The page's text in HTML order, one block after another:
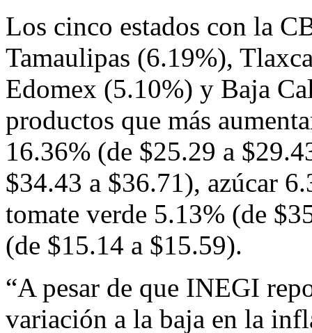
Los cinco estados con la
Tamaulipas (6.19%),
Edomex (5.10%) y Baja
productos que más
16.36% (de $25.29 a
$34.43 a $36.71), azúcar
tomate verde 5.13% (de
(de $15.14 a $15.59).
“A pesar de que INEGI
variación a la baja en la